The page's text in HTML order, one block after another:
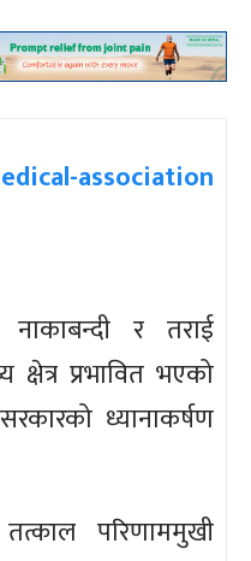
र तराई
प्रभावित भएको
ध्यानाकर्षण
परिणाममुखी